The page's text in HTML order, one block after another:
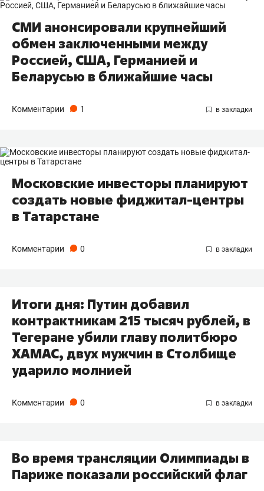
СМИ анонсировали крупнейший
обмен заключенными между
Россией, США, Германией и
Беларусью в ближайшие часы
Комментарии 1
Московские инвесторы планируют
создать новые фиджитал-центры
в Татарстане
Комментарии 0
Итоги дня: Путин добавил
контрактникам 215 тысяч рублей, в
Тегеране убили главу политбюро
ХАМАС, двух мужчин в Столбище
ударило молнией
Комментарии 0
Во время трансляции Олимпиады в
Париже показали российский флаг